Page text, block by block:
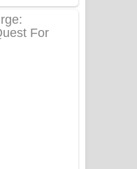
පෙළ
Song Lyrics